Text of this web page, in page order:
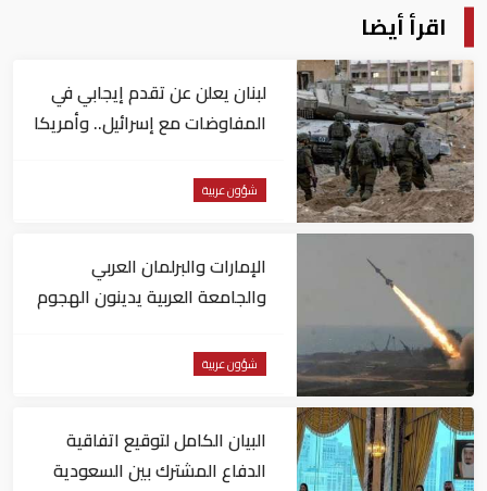
اقرأ أيضا
لبنان يعلن عن تقدم إيجابي في
المفاوضات مع إسرائيل.. وأمريكا
شؤون عربية
الإمارات والبرلمان العربي
والجامعة العربية يدينون الهجوم
شؤون عربية
البيان الكامل لتوقيع اتفاقية
الدفاع المشترك بين السعودية